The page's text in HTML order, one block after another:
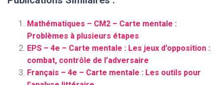
Mathématiques – CM2 – Carte mentale :
Problèmes à plusieurs étapes
EPS – 4e – Carte mentale : Les jeux d’opposition :
combat, contrôle de l’adversaire
Français – 4e – Carte mentale : Les outils pour